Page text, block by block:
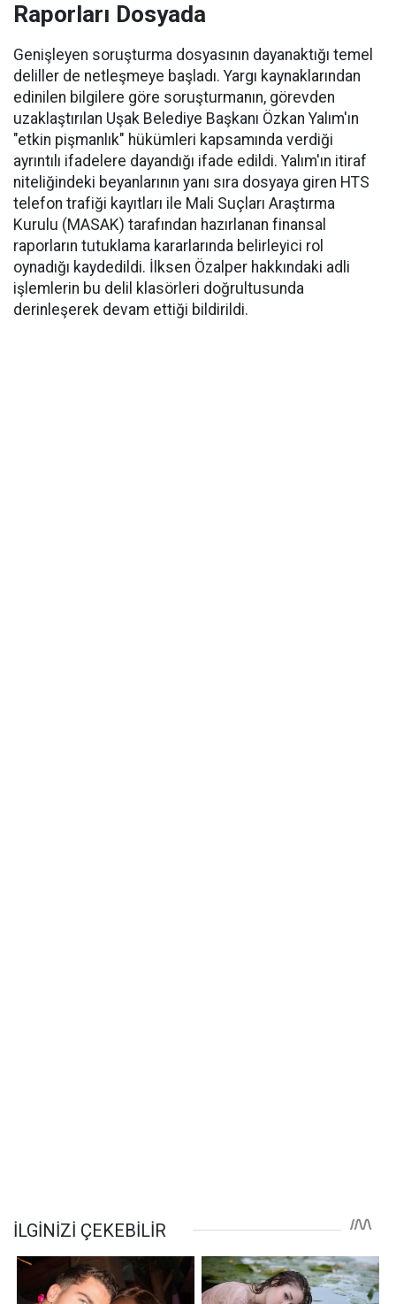
Raporları Dosyada
Genişleyen soruşturma dosyasının dayanaktığı temel
deliller de netleşmeye başladı. Yargı kaynaklarından
edinilen bilgilere göre soruşturmanın, görevden
uzaklaştırılan Uşak Belediye Başkanı Özkan Yalım'ın
"etkin pişmanlık" hükümleri kapsamında verdiği
ayrıntılı ifadelere dayandığı ifade edildi. Yalım'ın itiraf
niteliğindeki beyanlarının yanı sıra dosyaya giren HTS
telefon trafiği kayıtları ile Mali Suçları Araştırma
Kurulu (MASAK) tarafından hazırlanan finansal
raporların tutuklama kararlarında belirleyici rol
oynadığı kaydedildi. İlksen Özalper hakkındaki adli
işlemlerin bu delil klasörleri doğrultusunda
derinleşerek devam ettiği bildirildi.